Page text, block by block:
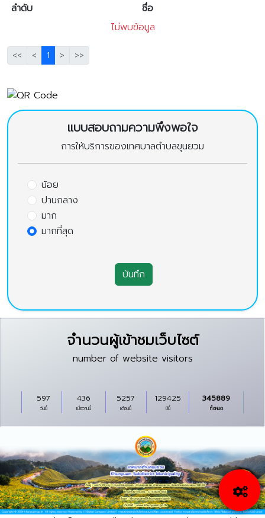
ลำดับ
ชื่อ
ไม่พบข้อมูล
<< < 1 > >>
แบบสอบถามความพึงพอใจ
การให้บริการของเทศบาลตำบลขุนยวม
น้อย
ปานกลาง
มาก
มากที่สุด
บันทึก
จำนวนผู้เข้าชมเว็บไซต์
number of website visitors
วันนี้
597
เมื่อวานนี้
436
เดือนนี้
5257
ปีนี้
129425
ทั้งหมด
345889